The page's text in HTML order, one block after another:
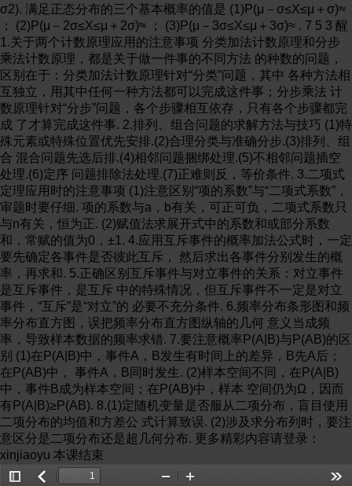
σ2). 满足正态分布的三个基本概率的值是 (1)P(μ－σ≤X≤μ＋σ)≈
； (2)P(μ－2σ≤X≤μ＋2σ)≈ ； (3)P(μ－3σ≤X≤μ＋3σ)≈ . 7 5 3 醒
1.关于两个计数原理应用的注意事项 分类加法计数原理和分步
乘法计数原理，都是关于做一件事的不同方法 的种数的问题，
区别在于：分类加法计数原理针对“分类”问题，其中 各种方法相
互独立，用其中任何一种方法都可以完成这件事；分步乘法 计
数原理针对“分步”问题，各个步骤相互依存，只有各个步骤都完
成 了才算完成这件事. 2.排列、组合问题的求解方法与技巧 (1)特
殊元素或特殊位置优先安排.(2)合理分类与准确分步.(3)排列、组
合 混合问题先选后排.(4)相邻问题捆绑处理.(5)不相邻问题插空
处理.(6)定序 问题排除法处理.(7)正难则反，等价条件. 3.二项式
定理应用时的注意事项 (1)注意区别“项的系数”与“二项式系数”，
审题时要仔细. 项的系数与a，b有关，可正可负，二项式系数只
与n有关，恒为正. (2)赋值法求展开式中的系数和或部分系数
和，常赋的值为0，±1. 4.应用互斥事件的概率加法公式时，一定
要先确定各事件是否彼此互斥， 然后求出各事件分别发生的概
率，再求和. 5.正确区别互斥事件与对立事件的关系：对立事件
是互斥事件，是互斥 中的特殊情况，但互斥事件不一定是对立
事件，“互斥”是“对立”的 必要不充分条件. 6.频率分布条形图和频
率分布直方图，误把频率分布直方图纵轴的几何 意义当成频
率，导致样本数据的频率求错. 7.要注意概率P(A|B)与P(AB)的区
别 (1)在P(A|B)中，事件A，B发生有时间上的差异，B先A后；
在P(AB)中， 事件A，B同时发生. (2)样本空间不同，在P(A|B)
中，事件B成为样本空间；在P(AB)中，样本 空间仍为Ω，因而
有P(A|B)≥P(AB). 8.(1)定随机变量是否服从二项分布，盲目使用
二项分布的均值和方差公 式计算致误. (2)涉及求分布列时，要注
意区分是二项分布还是超几何分布. 更多精彩内容请登录：
xinjiaoyu 本课结束